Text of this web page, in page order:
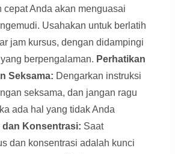
cepat Anda akan menguasai
Usahakan untuk berlatih
jam kursus, dengan didampingi
berpengalaman. Perhatikan
Seksama: Dengarkan instruksi
seksama, dan jangan ragu
ada hal yang tidak Anda
dan Konsentrasi: Saat
dan konsentrasi adalah kunci